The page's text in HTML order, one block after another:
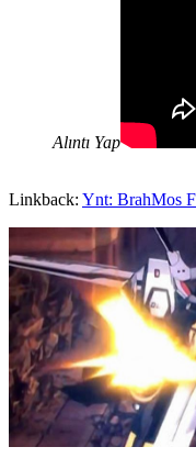
Alıntı Yap
Linkback: Ynt: BrahMos